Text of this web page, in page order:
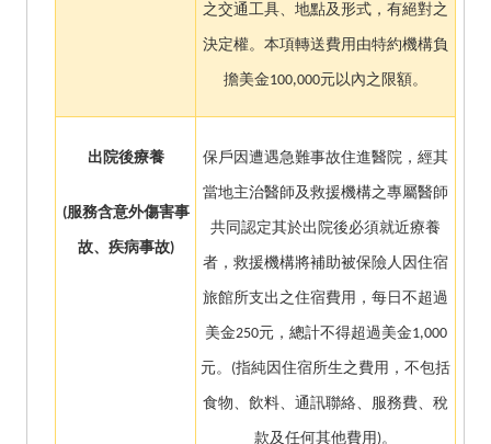
之交通工具、地點及形式，有絕對之
決定權。本項轉送費用由特約機構負
擔美金100,000元以內之限額。
出院後療養
(服務含意外傷害事
故、疾病事故)
保戶因遭遇急難事故住進醫院，經其
當地主治醫師及救援機構之專屬醫師
共同認定其於出院後必須就近療養
者，救援機構將補助被保險人因住宿
旅館所支出之住宿費用，每日不超過
美金250元，總計不得超過美金1,000
元。(指純因住宿所生之費用，不包括
食物、飲料、通訊聯絡、服務費、稅
款及任何其他費用)。